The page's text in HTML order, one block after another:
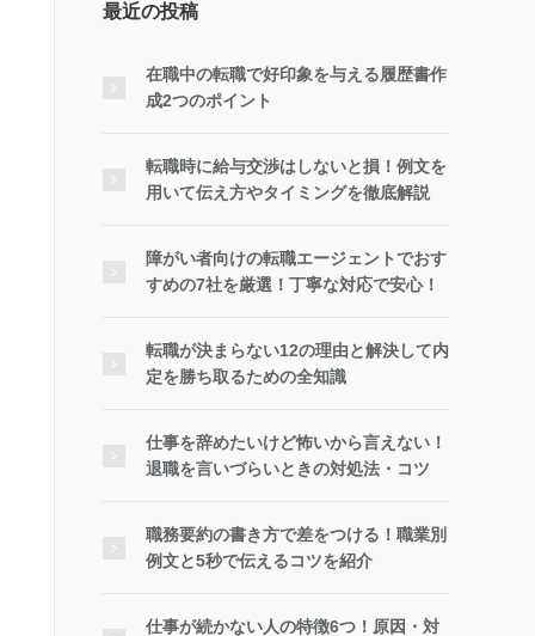
最近の投稿
在職中の転職で好印象を与える履歴書作
成2つのポイント
転職時に給与交渉はしないと損！例文を
用いて伝え方やタイミングを徹底解説
障がい者向けの転職エージェントでおす
すめの7社を厳選！丁寧な対応で安心！
転職が決まらない12の理由と解決して内
定を勝ち取るための全知識
仕事を辞めたいけど怖いから言えない！
退職を言いづらいときの対処法・コツ
職務要約の書き方で差をつける！職業別
例文と5秒で伝えるコツを紹介
仕事が続かない人の特徴6つ！原因・対